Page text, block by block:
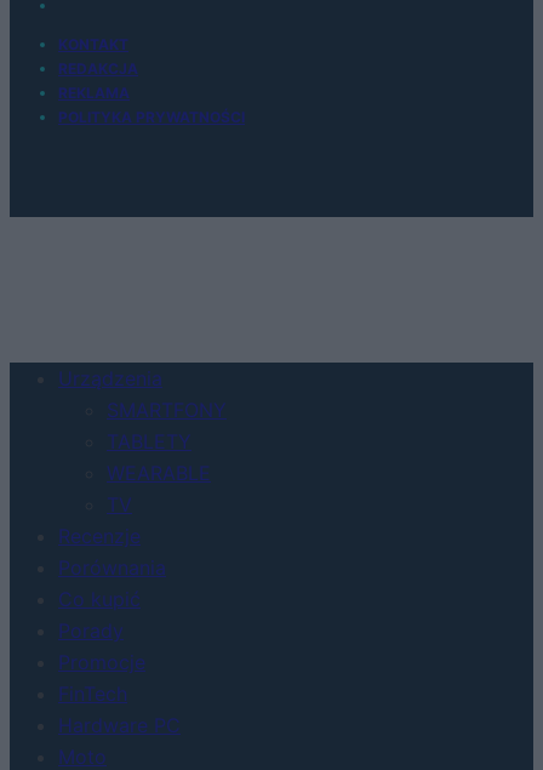
KONTAKT
REDAKCJA
REKLAMA
POLITYKA PRYWATNOŚCI
Urządzenia
SMARTFONY
TABLETY
WEARABLE
TV
Recenzje
Porównania
Co kupić
Porady
Promocje
FinTech
Hardware PC
Moto